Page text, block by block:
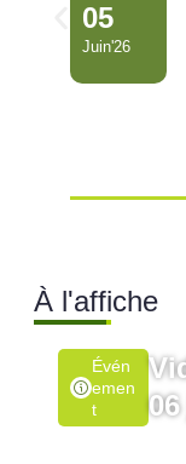
05
Juin'26
À l'affiche
Évén
Emen
T